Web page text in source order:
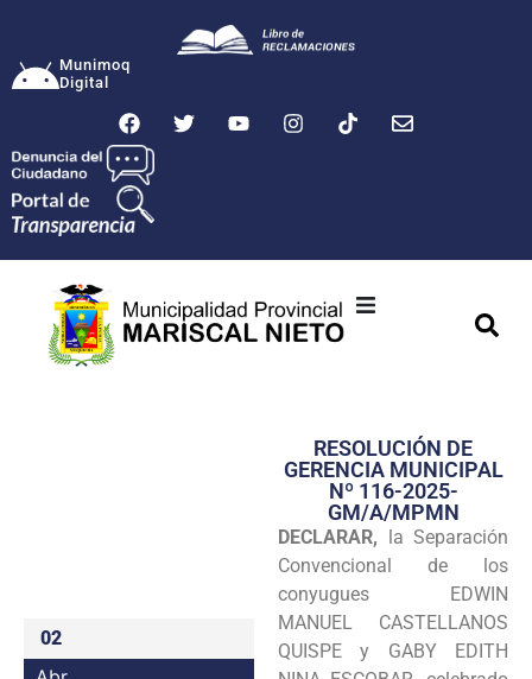
Munimoq
Digital
Transparencia
Seguridad
Programas
Intranet
02
RESOLUCIÓN DE
GERENCIA MUNICIPAL
Nº 116-2025-
GM/A/MPMN
DECLARAR, la Separación
Convencional de los
conyugues EDWIN
MANUEL CASTELLANOS
QUISPE y GABY EDITH